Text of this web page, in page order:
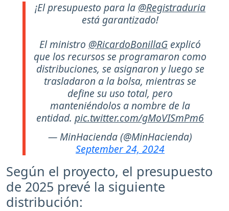
¡El presupuesto para la @Registraduria
está garantizado!
El ministro @RicardoBonillaG explicó
que los recursos se programaron como
distribuciones, se asignaron y luego se
trasladaron a la bolsa, mientras se
define su uso total, pero
manteniéndolos a nombre de la
entidad. pic.twitter.com/gMoVISmPm6
— MinHacienda (@MinHacienda)
September 24, 2024
Según el proyecto, el presupuesto
de 2025 prevé la siguiente
distribución: